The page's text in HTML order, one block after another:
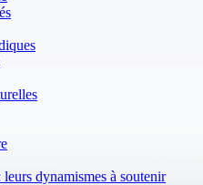
dynamismes à soutenir